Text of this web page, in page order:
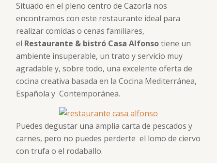
Situado en el pleno centro de Cazorla nos
encontramos con este restaurante ideal para
realizar comidas o cenas familiares,
el Restaurante & bistró Casa Alfonsotiene un
ambiente insuperable, un trato y servicio muy
agradable y, sobre todo, una excelente oferta de
cocina creativa basada en la Cocina Mediterránea,
Española y Contemporánea.
Puedes degustar una amplia carta de pescados y
carnes, pero no puedes perderte el lomo de ciervo
con trufa o el rodaballo.